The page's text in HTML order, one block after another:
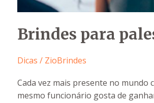
Brindes para
Dicas / ZioBrindes
Cada vez mais presente no
mesmo funcionário gosta de